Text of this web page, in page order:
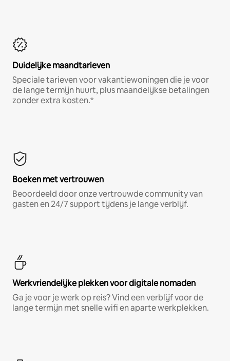
Duidelijke maandtarieven
Speciale tarieven voor vakantiewoningen die je voor
de lange termijn huurt, plus maandelijkse betalingen
zonder extra kosten.*
Boeken met vertrouwen
Beoordeeld door onze vertrouwde community van
gasten en 24/7 support tijdens je lange verblijf.
Werkvriendelijke plekken voor digitale nomaden
Ga je voor je werk op reis? Vind een verblijf voor de
lange termijn met snelle wifi en aparte werkplekken.